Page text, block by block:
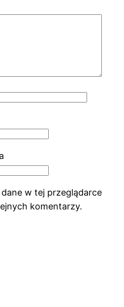
w tej przeglądarce
komentarzy.